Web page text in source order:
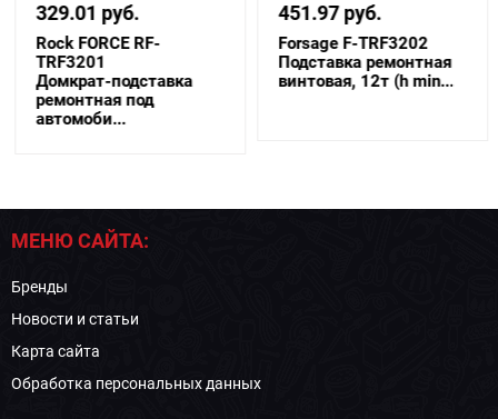
329.01 руб.
Rock FORCE RF-
TRF3201
Домкрат-подставка
ремонтная под
автомоби...
451.97 руб.
Forsage F-TRF3202
Подставка ремонтная
винтовая, 12т (h min...
МЕНЮ САЙТА:
Бренды
Новости и статьи
Карта сайта
Обработка персональных данных